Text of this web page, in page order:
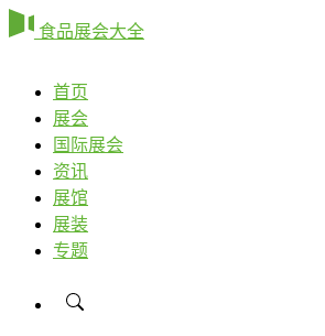
食品展会大全
首页
展会
国际展会
资讯
展馆
展装
专题